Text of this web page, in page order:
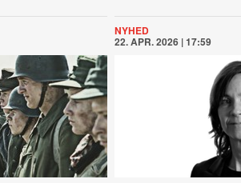
NYHED
22. APR. 2026 | 17:59